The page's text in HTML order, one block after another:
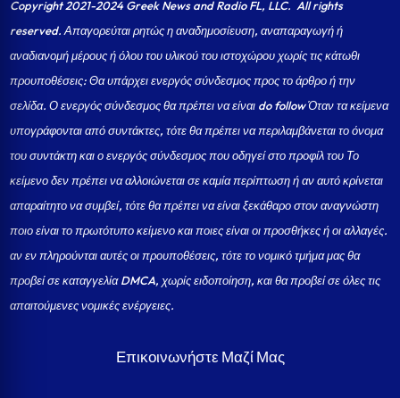
Copyright 2021-2024 Greek News and Radio FL, LLC. All rights
reserved. Απαγορεύται ρητώς η αναδημοσίευση, αναπαραγωγή ή
αναδιανομή μέρους ή όλου του υλικού του ιστοχώρου χωρίς τις κάτωθι
προυποθέσεις: Θα υπάρχει ενεργός σύνδεσμος προς το άρθρο ή την
σελίδα.Ο ενεργός σύνδεσμος θα πρέπει να είναι do follow Όταν τα κείμενα
υπογράφονται από συντάκτες, τότε θα πρέπει να περιλαμβάνεται το όνομα
του συντάκτη και ο ενεργός σύνδεσμος που οδηγεί στο προφίλ του Το
κείμενο δεν πρέπει να αλλοιώνεται σε καμία περίπτωση ή αν αυτό κρίνεται
απαραίτητο να συμβεί, τότε θα πρέπει να είναι ξεκάθαρο στον αναγνώστη
ποιο είναι το πρωτότυπο κείμενο και ποιες είναι οι προσθήκες ή οι αλλαγές.
αν εν πληρούνται αυτές οι προυποθέσεις, τότε το νομικό τμήμα μας θα
προβεί σε καταγγελία DMCA, χωρίς ειδοποίηση, και θα προβεί σε όλες τις
απαιτούμενες νομικές ενέργειες.
Επικοινωνήστε Μαζί Μας